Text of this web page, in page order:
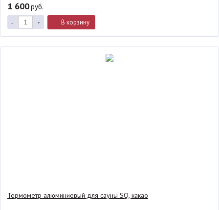
1 600руб.
- + В корзину
Термометр алюминиевый для сауны SQ, какао